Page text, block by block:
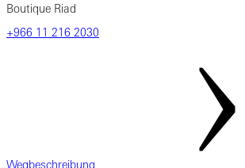
Boutique Riad
‎+966 11 216 2030
Wegbeschreibung